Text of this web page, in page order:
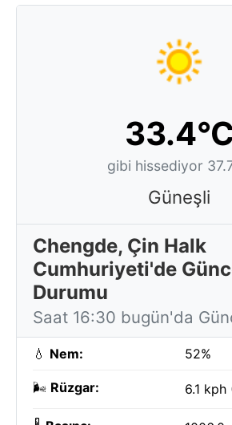
33.4°C
gibi hissediyor
Güneşli
Chengde, Çin Halk
Cumhuriyeti'de
Durumu
Saat 16:30 bugün'da
💧 Nem: 52%
🌬️ Rüzgar: 6.1 kph